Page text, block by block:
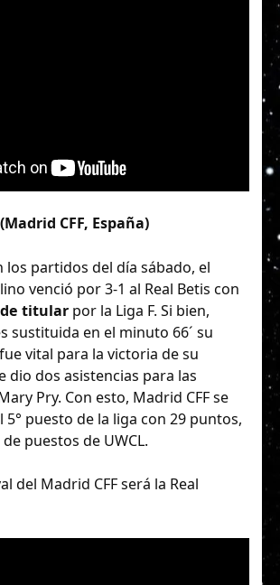
CFF, España)
los partidos del día sábado, el
venció por 3-1 al Real Betis con
titular por la Liga F. Si bien,
sustituida en el minuto 66´ su
vital para la victoria de su
dio dos asistencias para las
Pry. Con esto, Madrid CFF se
5° puesto de la liga con 29 puntos,
puestos de UWCL.
del Madrid CFF será la Real